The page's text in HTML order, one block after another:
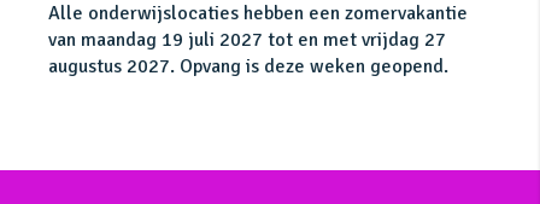
Alle onderwijslocaties hebben een zomervakantie
van maandag 19 juli 2027 tot en met vrijdag 27
augustus 2027. Opvang is deze weken geopend.